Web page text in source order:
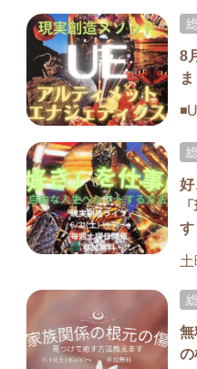
最
あ
■
■
☆
☆
ー
8
0
☆
好
す
今
て
の